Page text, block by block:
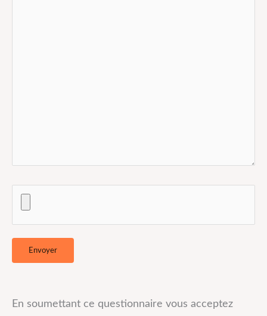
En soumettant ce questionnaire vous acceptez